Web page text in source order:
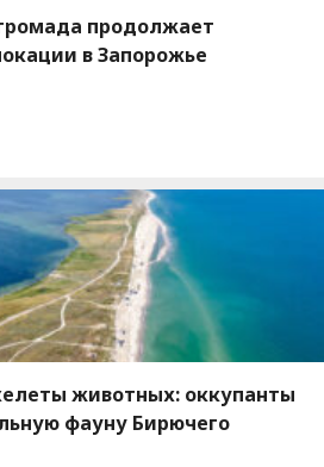
продолжает
в Запорожье
животных: оккупанты
фауну Бирючего